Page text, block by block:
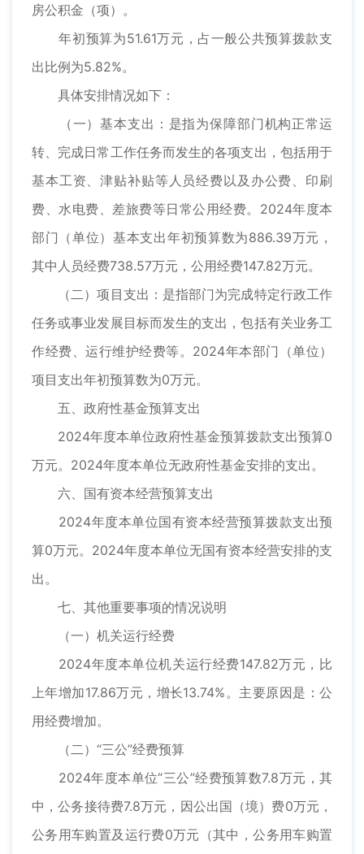
房公积金（项）。
年初预算为51.61万元，占一般公共预算拨款支
出比例为5.82%。
具体安排情况如下：
（一）基本支出：是指为保障部门机构正常运
转、完成日常工作任务而发生的各项支出，包括用于
基本工资、津贴补贴等人员经费以及办公费、印刷
费、水电费、差旅费等日常公用经费。2024年度本
部门（单位）基本支出年初预算数为886.39万元，
其中人员经费738.57万元，公用经费147.82万元。
（二）项目支出：是指部门为完成特定行政工作
任务或事业发展目标而发生的支出，包括有关业务工
作经费、运行维护经费等。2024年本部门（单位）
项目支出年初预算数为0万元。
五、政府性基金预算支出
2024年度本单位政府性基金预算拨款支出预算0
万元。2024年度本单位无政府性基金安排的支出。
六、国有资本经营预算支出
2024年度本单位国有资本经营预算拨款支出预
算0万元。2024年度本单位无国有资本经营安排的支
出。
七、其他重要事项的情况说明
（一）机关运行经费
2024年度本单位机关运行经费147.82万元，比
上年增加17.86万元，增长13.74%。主要原因是：公
用经费增加。
（二）“三公”经费预算
2024年度本单位“三公”经费预算数7.8万元，其
中，公务接待费7.8万元，因公出国（境）费0万元，
公务用车购置及运行费0万元（其中，公务用车购置